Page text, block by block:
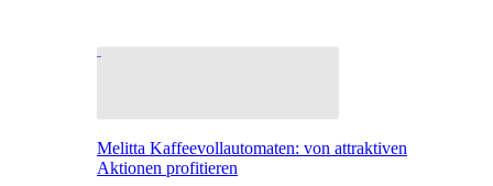
Melitta Kaffeevollautomaten: von attraktiven
Aktionen profitieren